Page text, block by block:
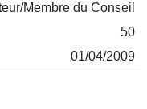
Membre du Conseil
50
01/04/2009